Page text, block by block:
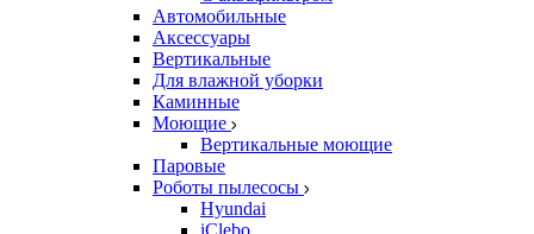
Автомобильные
Аксессуары
Вертикальные
Для влажной уборки
Каминные
Моющие
Вертикальные моющие
Паровые
Роботы пылесосы
Hyundai
iClebo